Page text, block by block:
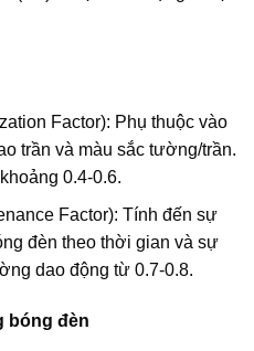
Factor): Phụ thuộc vào
trần và màu sắc tường/trần.
0.4-0.6.
Factor): Tính đến sự
đèn theo thời gian và sự
dao động từ 0.7-0.8.
bóng đèn